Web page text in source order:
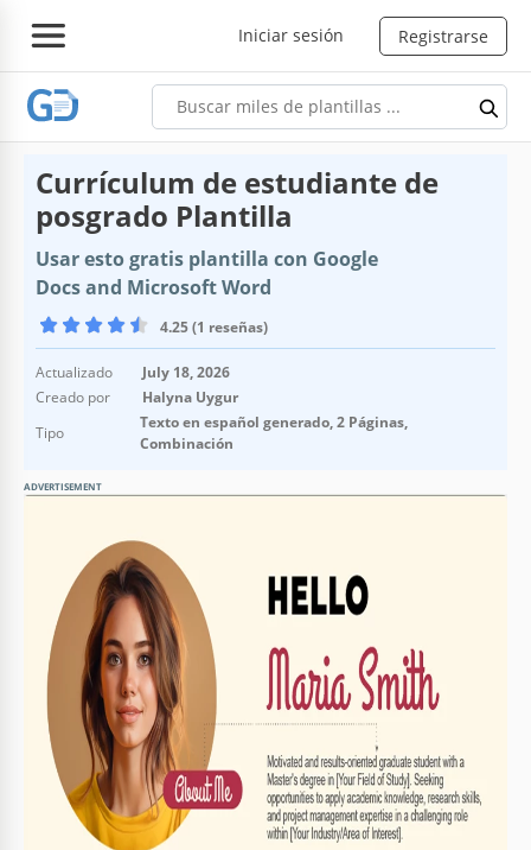
Iniciar sesión Registrarse
Currículum de estudiante de
posgrado Plantilla
Usar esto gratis plantilla con Google
Docs and Microsoft Word
4.25 (1 reseñas)
Actualizado
July 18, 2026
Creado por
Halyna Uygur
Tipo
Texto en español generado, 2 Páginas,
Combinación
ADVERTISEMENT